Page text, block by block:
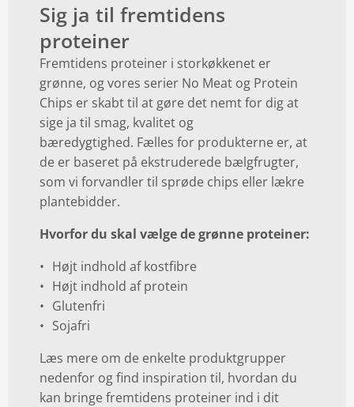
Sig ja til fremtidens
proteiner
Fremtidens proteiner i storkøkkenet er
grønne, og vores serier No Meat og Protein
Chips er skabt til at gøre det nemt for dig at
sige ja til smag, kvalitet og
bæredygtighed. Fælles for produkterne er, at
de er baseret på ekstruderede bælgfrugter,
som vi forvandler til sprøde chips eller lækre
plantebidder.
Hvorfor du skal vælge de grønne proteiner:
Højt indhold af kostfibre
Højt indhold af protein
Glutenfri
Sojafri
Læs mere om de enkelte produktgrupper
nedenfor og find inspiration til, hvordan du
kan bringe fremtidens proteiner ind i dit